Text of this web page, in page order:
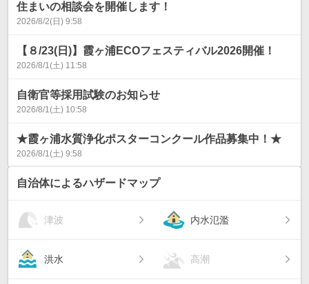
住まいの相談会を開催します！
2026/8/2(日) 9:58
【８/23(日)】霞ヶ浦ECOフェスティバル2026開催！
2026/8/1(土) 11:58
自衛官等採用試験のお知らせ
2026/8/1(土) 10:58
★霞ヶ浦水質浄化ポスターコンクール作品募集中！★
2026/8/1(土) 9:58
自治体によるハザードマップ
津波 内水氾濫
洪水 高潮